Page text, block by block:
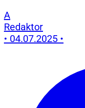
A
Redaktor
• 04.07.2025 •